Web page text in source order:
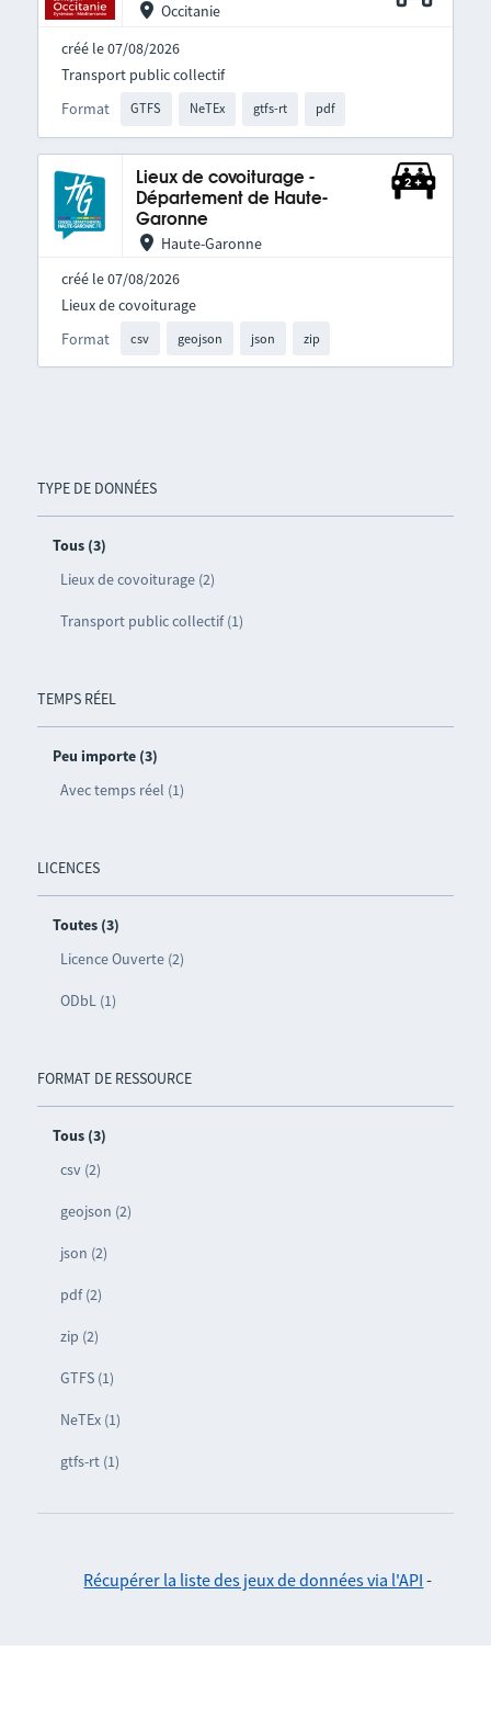
TYPE DE DONNÉES
Tous (3)
Lieux de covoiturage (2)
Transport public collectif (1)
TEMPS RÉEL
Peu importe (3)
Avec temps réel (1)
LICENCES
Toutes (3)
Licence Ouverte (2)
ODbL (1)
FORMAT DE RESSOURCE
Tous (3)
csv (2)
geojson (2)
json (2)
pdf (2)
zip (2)
GTFS (1)
NeTEx (1)
gtfs-rt (1)
Occitanie
créé le 07/08/2026
Format GTFS NeTEx gtfs-rt pdf
Transport public collectif
Lieux de covoiturage -
Département de Haute-
Garonne
Haute-Garonne
créé le 07/08/2026
Format csv geojson json zip
Lieux de covoiturage
Récupérer la liste des jeux de données via l'API -